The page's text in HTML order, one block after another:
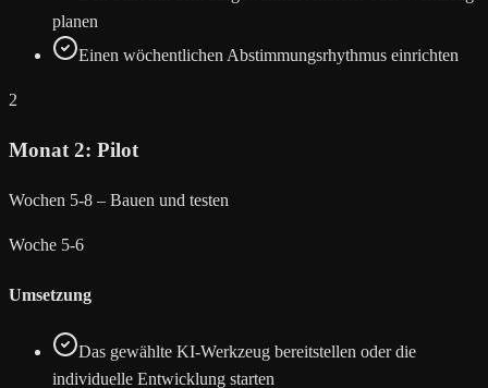
planen
Einen wöchentlichen Abstimmungsrhythmus einrichten
2
Monat 2: Pilot
Wochen 5-8 – Bauen und testen
Woche 5-6
Umsetzung
Das gewählte KI-Werkzeug bereitstellen oder die
individuelle Entwicklung starten